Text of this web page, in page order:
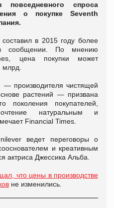
повседневного спроса
о покупке Seventh
в 2015 году более
сообщении. По мнению
цена покупки может
млрд.
— производителя чистящей
растений — призвана
поколения покупателей,
натуральным и
Financial Times.
ведет переговоры о
и креативным
актриса Джессика Альба.
что цены в производстве
не изменились.